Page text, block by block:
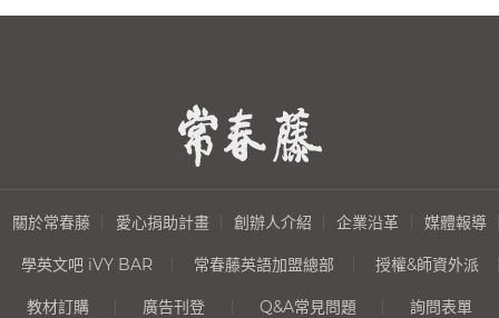
關於常春藤 愛心捐助計畫 創辦人介紹 企業沿革 媒體報導
學英文吧 iVY BAR 常春藤英語加盟總部 授權&師資外派
教材訂購 廣告刊登 Q&A常見問題 詢問表單